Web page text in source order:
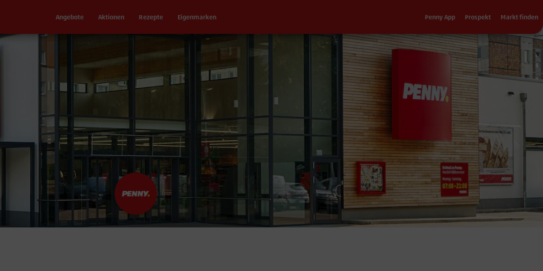
Angebote Aktionen Rezepte Eigenmarken Sekundärnavigation
Penny App Prospekt Markt finden